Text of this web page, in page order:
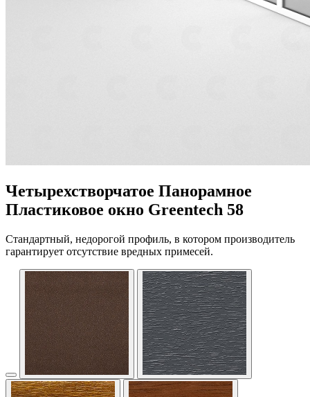
Четырехстворчатое Панорамное
Пластиковое окно Greentech 58
Стандартный, недорогой профиль, в котором производитель
гарантирует отсутствие вредных примесей.